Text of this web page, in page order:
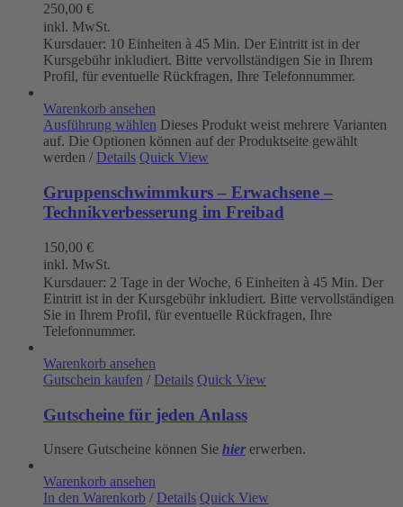
250,00 €
inkl. MwSt.
Kursdauer: 10 Einheiten à 45 Min. Der Eintritt ist in der
Kursgebühr inkludiert. Bitte vervollständigen Sie in Ihrem
Profil, für eventuelle Rückfragen, Ihre Telefonnummer.
Warenkorb ansehen
Ausführung wählen Dieses Produkt weist mehrere Varianten
auf. Die Optionen können auf der Produktseite gewählt
werden / Details Quick View
Gruppenschwimmkurs – Erwachsene –
Technikverbesserung im Freibad
150,00 €
inkl. MwSt.
Kursdauer: 2 Tage in der Woche, 6 Einheiten à 45 Min. Der
Eintritt ist in der Kursgebühr inkludiert. Bitte vervollständigen
Sie in Ihrem Profil, für eventuelle Rückfragen, Ihre
Telefonnummer.
Warenkorb ansehen
Gutschein kaufen / Details Quick View
Gutscheine für jeden Anlass
Unsere Gutscheine können Sie hier erwerben.
Warenkorb ansehen
In den Warenkorb / Details Quick View